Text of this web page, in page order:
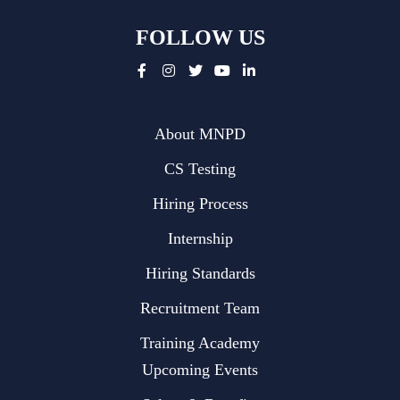
FOLLOW US
About MNPD
CS Testing
Hiring Process
Internship
Hiring Standards
Recruitment Team
Training Academy
Upcoming Events